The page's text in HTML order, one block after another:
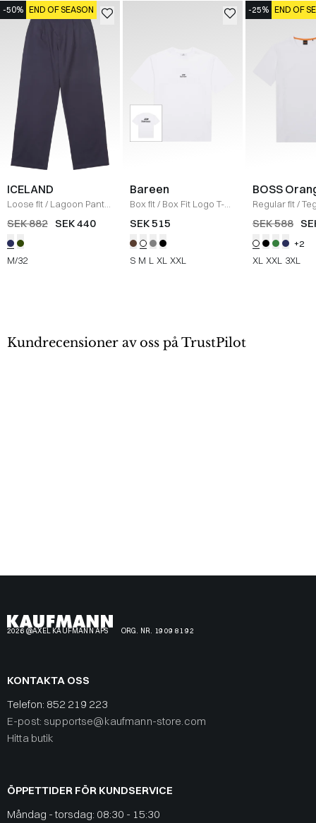
-50% END OF SEASON
ICELAND
Loose fit/ Lagoon Pants
/ NAVY
SEK 882 SEK 440
M/32
Bareen
Box fit/ Box Fit Logo T-
shirt /WHITE
SEK 515
S M L XL XXL
-25% END OF
BOSS
Regular fit/
Shirt /HVID
SEK 588
+2
XL XXL 3XL
Kundrecensioner av oss på TrustPilot
2026 @AXEL KAUFMANN APS ORG. NR. 19 09 81 92
KONTAKTA OSS
Telefon: 852 219 223
E-post: supportse@kaufmann-store.com
Hitta butik
ÖPPETTIDER FÖR KUNDSERVICE
Måndag - torsdag: 08:30 - 15:30